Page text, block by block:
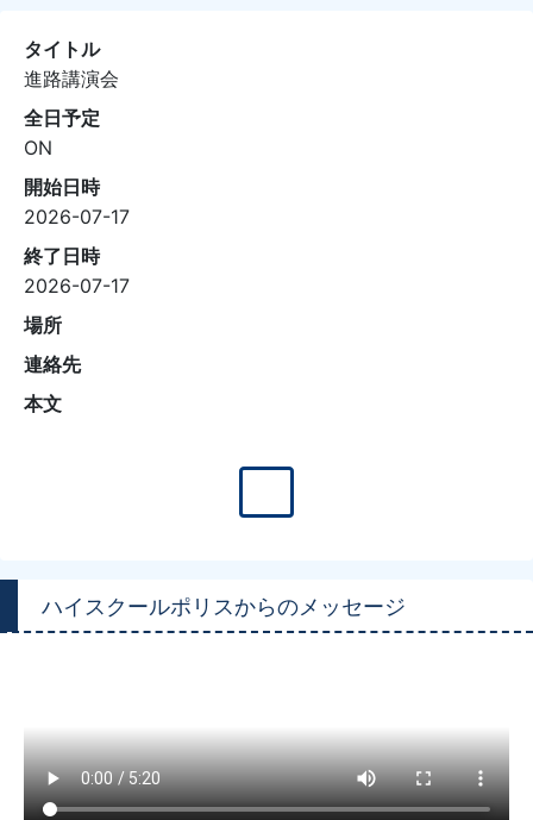
タイトル
進路講演会
全日予定
ON
開始日時
2026-07-17
終了日時
2026-07-17
場所
連絡先
本文
ハイスクールポリスからのメッセージ